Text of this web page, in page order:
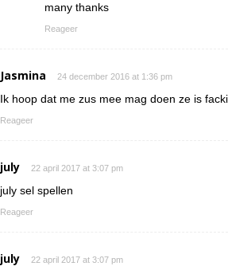
many thanks
Reageer
Jasmina 24 december 2016 at 1:36 pm
Ik hoop dat me zus mee mag doen ze is
Reageer
july 22 april 2017 at 3:07 pm
july sel spellen
Reageer
july 22 april 2017 at 3:07 pm